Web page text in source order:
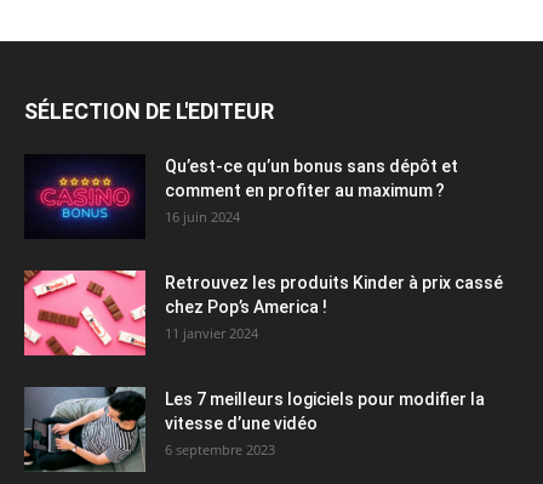
SÉLECTION DE L'EDITEUR
Qu’est-ce qu’un bonus sans dépôt et
comment en profiter au maximum ?
16 juin 2024
Retrouvez les produits Kinder à prix cassé
chez Pop’s America !
11 janvier 2024
Les 7 meilleurs logiciels pour modifier la
vitesse d’une vidéo
6 septembre 2023